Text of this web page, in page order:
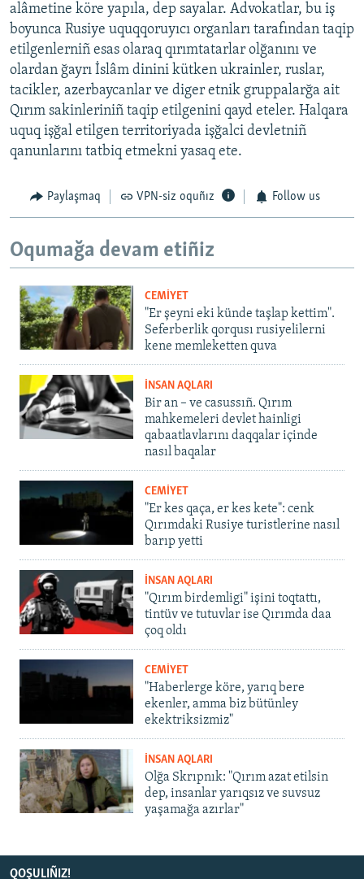
alâmetine köre yapıla, dep sayalar. Advokatlar, bu iş
boyunca Rusiye uquqqoruyıcı organları tarafından taqip
etilgenlerniñ esas olaraq qırımtatarlar olğanını ve
olardan ğayrı İslâm dinini kütken ukrainler, ruslar,
tacikler, azerbaycanlar ve diger etnik gruppalarğa ait
Qırım sakinleriniñ taqip etilgenini qayd eteler. Halqara
uquq işğal etilgen territoriyada işğalci devletniñ
qanunlarını tatbiq etmekni yasaq ete.
Paylaşmaq VPN-siz oquñız Follow us
Oqumağa devam etiñiz
CEMİYET
"Er şeyni eki künde taşlap kettim".
Seferberlik qorqusı rusiyelilerni
kene memleketten quva
İNSAN AQLARI
Bir an – ve casussıñ. Qırım
mahkemeleri devlet hainligi
qabaatlavlarını daqqalar içinde
nasıl baqalar
CEMİYET
"Er kes qaça, er kes kete": cenk
Qırımdaki Rusiye turistlerine nasıl
barıp yetti
İNSAN AQLARI
"Qırım birdemligi" işini toqtattı,
tintüv ve tutuvlar ise Qırımda daa
çoq oldı
CEMİYET
"Haberlerge köre, yarıq bere
ekenler, amma biz bütünley
ekektriksizmiz"
İNSAN AQLARI
Olğa Skrıpnık: "Qırım azat etilsin
dep, insanlar yarıqsız ve suvsuz
yaşamağa azırlar"
QOŞULIÑIZ!